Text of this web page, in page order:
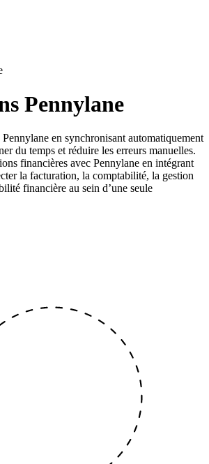
Pennylane
en synchronisant automatiquement
du temps et réduire les erreurs manuelles.
financières avec Pennylane en intégrant
la facturation, la comptabilité, la gestion
financière au sein d’une seule